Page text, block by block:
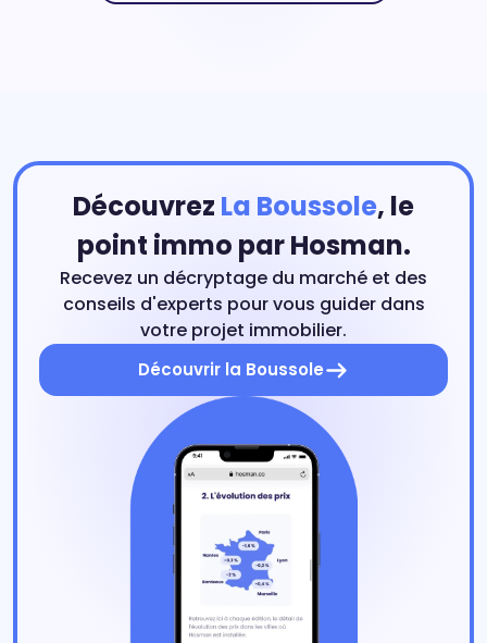
Découvrez La Boussole, le
point immo par Hosman.
Recevez un décryptage du marché et des
conseils d'experts pour vous guider dans
votre projet immobilier.
Découvrir la Boussole